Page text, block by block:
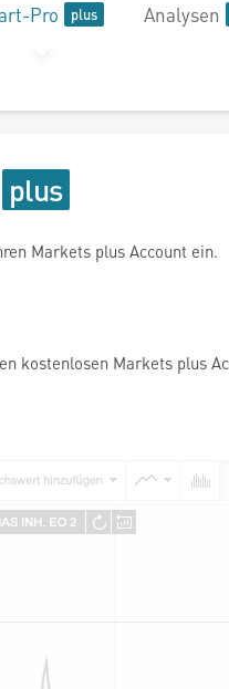
Pro Analysen
Markets plus Account ein.
kostenlosen Markets plus